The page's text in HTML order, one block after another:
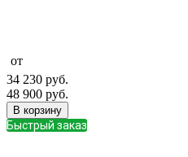
от
34 230 руб.
48 900 руб.
В корзину
Быстрый заказ